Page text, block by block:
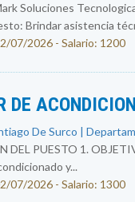
Soluciones
Brindar asistencia
07/2026 - Salario: 1200
DE
De Surco |
DEL PUESTO 1.
y...
07/2026 - Salario: 1300